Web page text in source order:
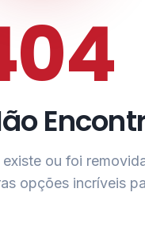
ou foi
opções incríveis